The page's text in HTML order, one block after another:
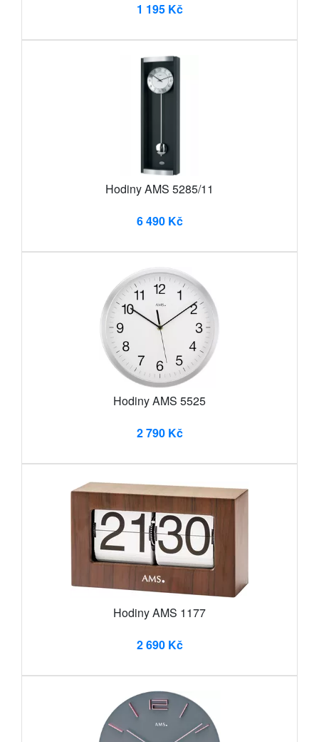
1 195 Kč
Hodiny AMS 5285/11
6 490 Kč
Hodiny AMS 5525
2 790 Kč
Hodiny AMS 1177
2 690 Kč